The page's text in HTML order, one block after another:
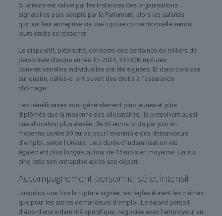
Si le texte est validé par les instances des organisations
signataires puis adopté par le Parlement, alors les salariés
quittant leur entreprise via une rupture conventionnelle verront
leurs droits se resserrer.
Le dispositif, plébiscité, concerne des centaines de milliers de
personnes chaque année. En 2024, 515 000 ruptures
conventionnelles individuelles ont été signées. Et dans trois cas
sur quatre, celles-ci ont ouvert des droits à l’assurance
chômage.
Les bénéficiaires sont généralement plus jeunes et plus
diplômés que la moyenne des allocataires, ils perçoivent aussi
une allocation plus élevée, de 53 euros bruts par jour en
moyenne contre 39 euros pour l’ensemble des demandeurs
d’emploi, selon l’Unédic . Leur durée d’indemnisation est
également plus longue, autour de 15 mois en moyenne. Un sur
cinq crée son entreprise après son départ.
Accompagnement personnalisé et intensif
Jusqu’ici, une fois la rupture signée, les règles étaient les mêmes
que pour les autres demandeurs d’emploi. Le salarié perçoit
d’abord une indemnité spécifique, négociée avec l’employeur, au